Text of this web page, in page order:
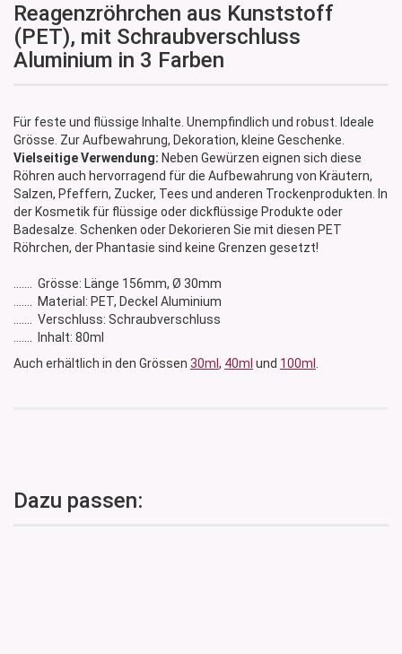
Reagenzröhrchen aus Kunststoff
(PET), mit Schraubverschluss
Aluminium in 3 Farben
Für feste und flüssige Inhalte. Unempfindlich und robust. Ideale
Grösse. Zur Aufbewahrung, Dekoration, kleine Geschenke.
Vielseitige Verwendung: Neben Gewürzen eignen sich diese
Röhren auch hervorragend für die Aufbewahrung von Kräutern,
Salzen, Pfeffern, Zucker, Tees und anderen Trockenprodukten. In
der Kosmetik für flüssige oder dickflüssige Produkte oder
Badesalze. Schenken oder Dekorieren Sie mit diesen PET
Röhrchen, der Phantasie sind keine Grenzen gesetzt!
....... Grösse: Länge 156mm, Ø 30mm
....... Material: PET, Deckel Aluminium
....... Verschluss: Schraubverschluss
....... Inhalt: 80ml
Auch erhältlich in den Grössen 30ml , 40ml und 100ml .
Dazu passen: